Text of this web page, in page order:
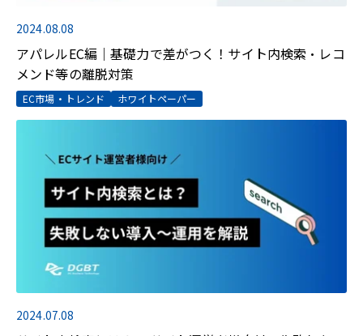
2024.08.08
アパレルEC編｜基礎力で差がつく！サイト内検索・レコ
メンド等の離脱対策
EC市場・トレンド ホワイトペーパー
2024.07.08